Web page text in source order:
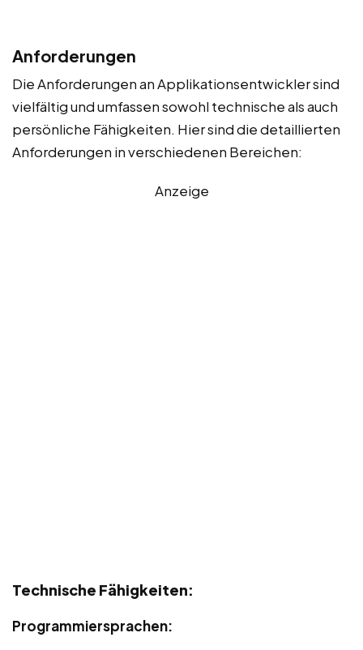
Anforderungen
Die Anforderungen an Applikationsentwickler sind
vielfältig und umfassen sowohl technische als auch
persönliche Fähigkeiten. Hier sind die detaillierten
Anforderungen in verschiedenen Bereichen:
Anzeige
Technische Fähigkeiten:
Programmiersprachen: